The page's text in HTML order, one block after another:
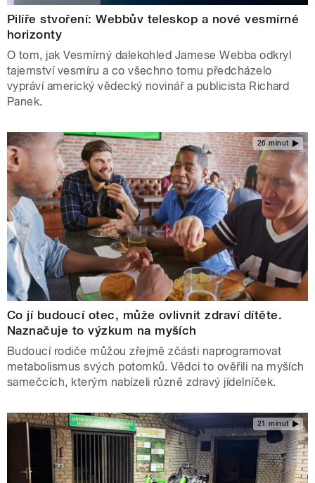
Pilíře stvoření: Webbův teleskop a nové vesmírné
horizonty
O tom, jak Vesmírný dalekohled Jamese Webba odkryl
tajemství vesmíru a co všechno tomu předcházelo
vypráví americký vědecký novinář a publicista Richard
Panek.
26 minut
Co jí budoucí otec, může ovlivnit zdraví dítěte.
Naznačuje to výzkum na myších
Budoucí rodiče můžou zřejmě zčásti naprogramovat
metabolismus svých potomků. Vědci to ověřili na myších
samečcích, kterým nabízeli různě zdravý jídelníček.
21 minut